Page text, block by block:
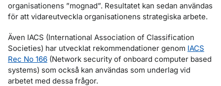
organisationens ”mognad”. Resultatet kan sedan användas
för att vidareutveckla organisationens strategiska arbete.
Även IACS (International Association of Classification
Societies) har utvecklat rekommendationer genom IACS
Rec No 166 (Network security of onboard computer based
systems) som också kan användas som underlag vid
arbetet med dessa frågor.